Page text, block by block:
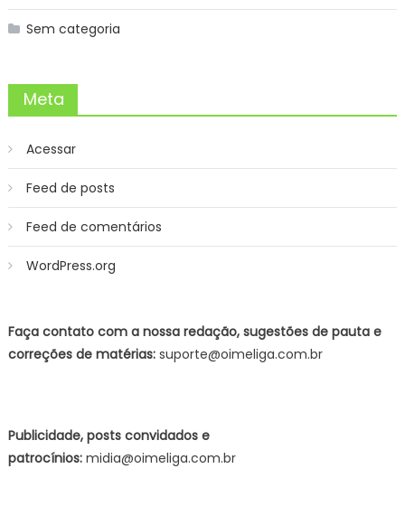
Sem categoria
Meta
Acessar
Feed de posts
Feed de comentários
WordPress.org
Faça contato com a nossa redação, sugestões de pauta e
correções de matérias:suporte@oimeliga.com.br
Publicidade, posts convidados e
patrocínios:midia@oimeliga.com.br